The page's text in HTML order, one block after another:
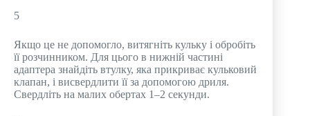
5
Якщо це не допомогло, витягніть кульку і обробіть
її розчинником. Для цього в нижній частині
адаптера знайдіть втулку, яка прикриває кульковий
клапан, і висвердлити її за допомогою дриля.
Свердліть на малих обертах 1–2 секунди.